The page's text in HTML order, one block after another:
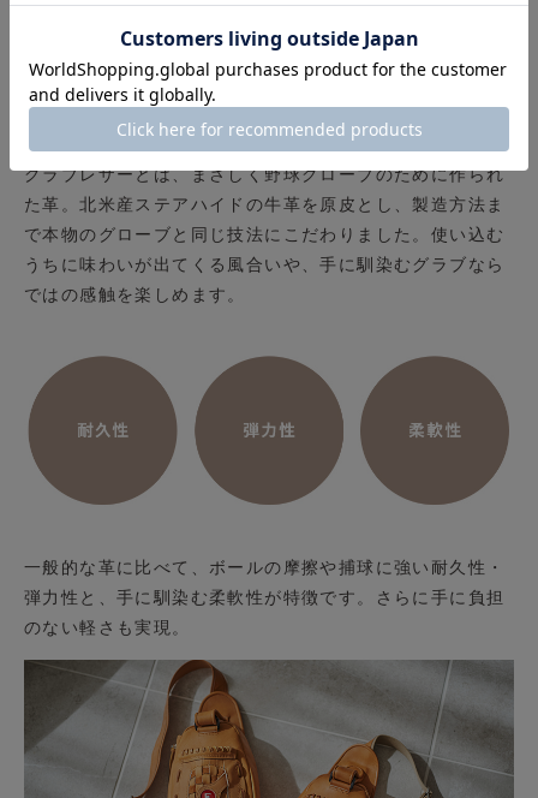
グラブレザーとは、まさしく野球グローブのために作られ
た革。北米産ステアハイドの牛革を原皮とし、製造方法ま
で本物のグローブと同じ技法にこだわりました。使い込む
うちに味わいが出てくる風合いや、手に馴染むグラブなら
ではの感触を楽しめます。
一般的な革に比べて、ボールの摩擦や捕球に強い耐久性・
弾力性と、手に馴染む柔軟性が特徴です。さらに手に負担
のない軽さも実現。